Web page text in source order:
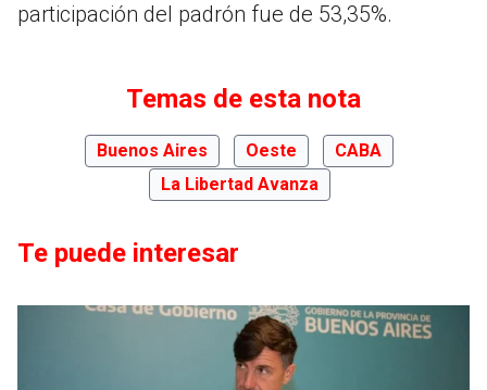
participación del padrón fue de 53,35%.
Temas de esta nota
Buenos Aires Oeste
CABA
La Libertad Avanza
Te puede interesar